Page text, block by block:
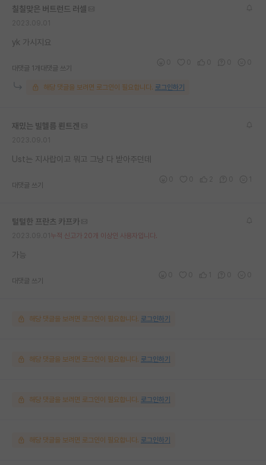
칠칠맞은 버트런드 러셀
yk 가시지요
대댓글 1개 대댓글 쓰기
해당 댓글을 보려면 로그인이 필요합니다. 로그인하기
재밌는 빌헬름 뢴트겐
Ust는 지사랍이고 뭐고 그냥 다 받아주던데
대댓글 쓰기
털털한 프란츠 카프카
누적 신고가 20개 이상인 사용자입니다.
가능
대댓글 쓰기
해당 댓글을 보려면 로그인이 필요합니다. 로그인하기
해당 댓글을 보려면 로그인이 필요합니다. 로그인하기
해당 댓글을 보려면 로그인이 필요합니다. 로그인하기
해당 댓글을 보려면 로그인이 필요합니다. 로그인하기